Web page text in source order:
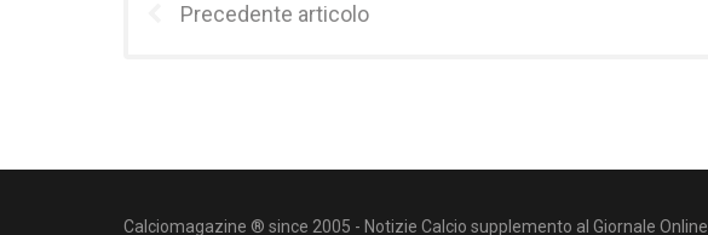
Precedente articolo
Calciomagazine ® since 2005 - Notizie Calcio supplemento al Giornale Online